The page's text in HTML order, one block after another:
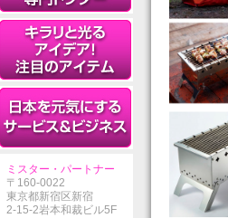
ミスター・パートナー
〒160-0022
東京都新宿区新宿
2-15-2岩本和裁ビル5F